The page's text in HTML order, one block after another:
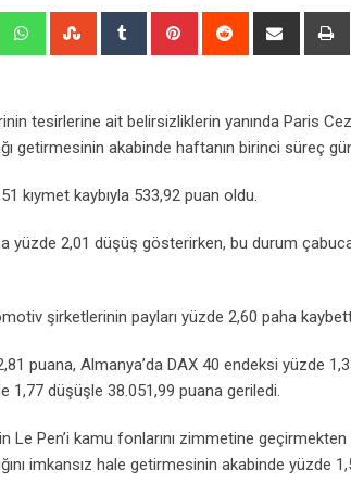
LinkedIn WhatsappStumbleUpon
Tumblr Pinterest Reddit
Share
tesirlerine ait belirsizliklerin yanında Paris
getirmesinin akabinde haftanın birinci süreç
kıymet kaybıyla 533,92 puan oldu.
yüzde 2,01 düşüş gösterirken, bu durum
şirketlerinin payları yüzde 2,60 paha
puana, Almanya’da DAX 40 endeksi yüzde
1,77 düşüşle 38.051,99 puana geriledi.
Pen’i kamu fonlarını zimmetine geçirmekten
imkansız hale getirmesinin akabinde yüzde